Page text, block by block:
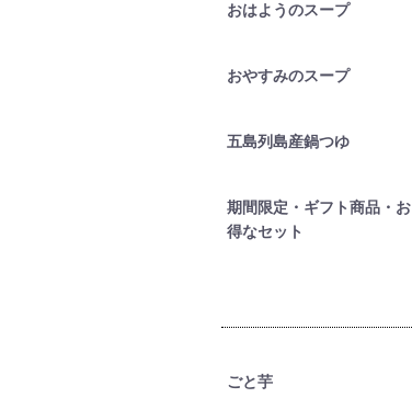
おはようのスープ
おやすみのスープ
五島列島産鍋つゆ
期間限定・ギフト商品・お
得なセット
ごと芋